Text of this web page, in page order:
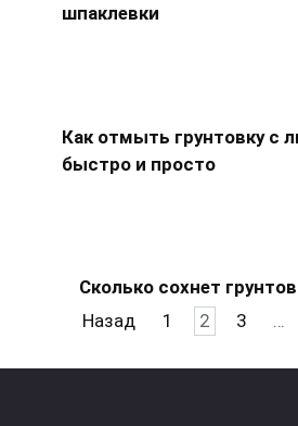
шпаклевки
Как отмыть грунтовку с
быстро и просто
Сколько сохнет
ПагинацияНазад 1 2 3 …